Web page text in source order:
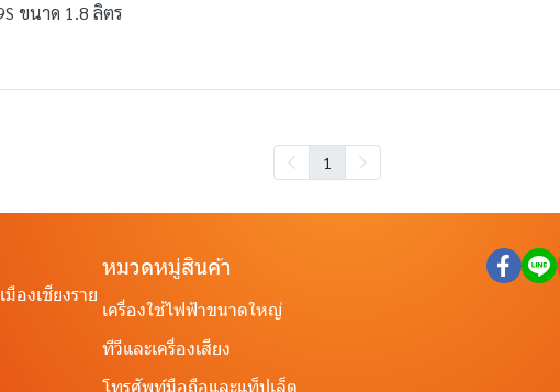
ขนาด 1.8 ลิตร
1
องเชียงราย
หมวดหมู่สินค้า
เครื่องใช้ไฟฟ้าขนาดใหญ่
ทีวีและเครื่องเสียง
โทรศัพท์มือถือและแท็ปเล็ต